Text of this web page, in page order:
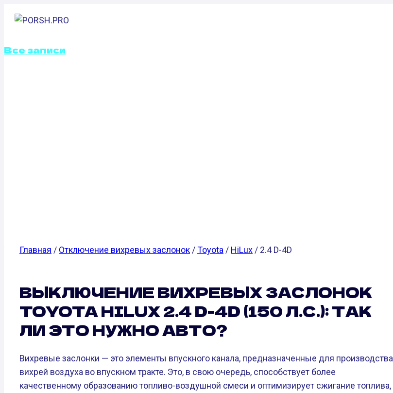
Все записи
Главная / Отключение вихревых заслонок /Toyota / HiLux / 2.4 D-4D
ВЫКЛЮЧЕНИЕ ВИХРЕВЫХ ЗАСЛОНОК
TOYOTA HILUX 2.4 D-4D (150 Л.С.): ТАК
ЛИ ЭТО НУЖНО АВТО?
Вихревые заслонки — это элементы впускного канала, предназначенные для производства
вихрей воздуха во впускном тракте. Это, в свою очередь, способствует более
качественному образованию топливо-воздушной смеси и оптимизирует сжигание топлива,